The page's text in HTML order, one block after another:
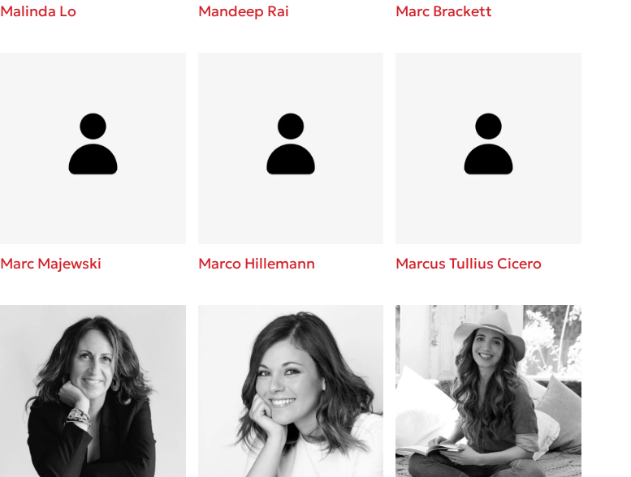
Malinda Lo Mandeep Rai Marc Brackett
Marc Majewski Marco Hillemann Marcus Tullius Cicero